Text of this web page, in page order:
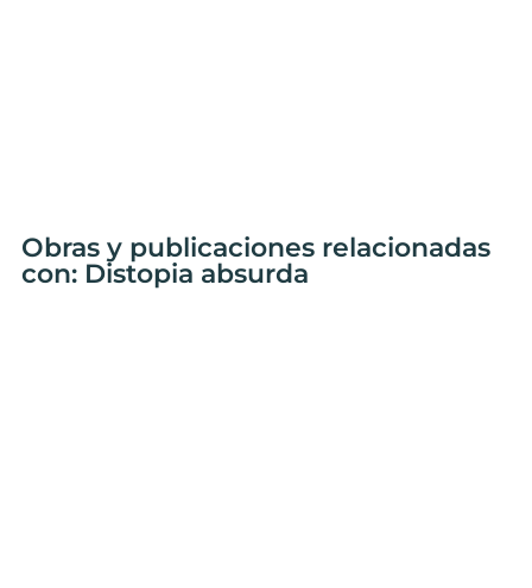
Obras y publicaciones relacionadas
con: Distopia absurda